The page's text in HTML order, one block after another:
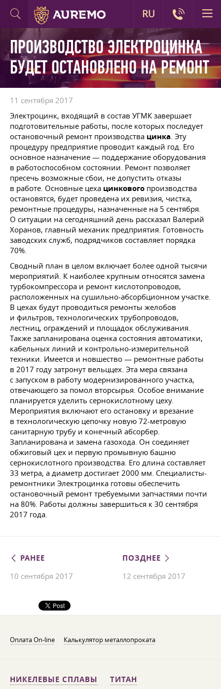
ПРОИЗВОДСТВО ЭЛЕКТРОЦИНКА
БУДЕТ ОСТАНОВЛЕНО НА РЕМОНТ
11 сентября 2017
Электроцинк, входящий в состав УГМК завершает
подготовительные работы, после которых последует
остановочный ремонт производства цинка. Эту
процедуру предприятие проводит каждый год. Его
основное назначение — поддержание оборудования
в работоспособном состоянии. Ремонт позволяет
пресечь возможные сбои, не допустить отказы
в работе. Основные цеха цинкового производства
остановятся, будет проведена их ревизия, чистка,
ремонтные процедуры, назначенные на 5 сентября.
О ситуации на сегодняшний день рассказал Валерий
Хоранов, главный механик предприятия. Готовность
заводских служб, подрядчиков составляет порядка
70%.
Сводный план в целом включает более одной тысячи
мероприятий. К наиболее крупным относятся замена
турбокомпрессора и ремонт кислотопроводов,
расположенных на сушильно-абсорбционном участке.
В цехах будут проводиться ремонты желобов
и фильтров, технологических трубопроводов,
лестниц, ограждений и площадок обслуживания.
Также запланирована оценка состояния автоматики,
кабельных линий и контрольно-измерительной
техники. Имеется и новшество — ремонтные работы
в 2017 году затронут вельццех. Эта мера связана
с запуском в работу модернизированного участка,
отвечающего за помол вторсырья. Особое внимание
планируется уделить сернокислотному цеху.
Мероприятия включают его остановку и врезание
в технологическую цепочку новую 72-метровую
санитарную трубу и конечный абсорбер.
Запланирована и замена газохода. Он соединяет
обжиговый цех и первую промывную башню
сернокислотного производства. Его длина составляет
33 метра, а диаметр достигает 2000 мм. Специалисты-
ремонтники Электроцинка готовы обеспечить
остановочный ремонт требуемыми запчастями почти
на 80%. Работы должны завершиться к 30 сентября
2017 года.
РАНЕЕ
10 сентября 2017
ПОЗДНЕЕ
12 сентября 2017
Оплата On-line Калькулятор металлопроката
НИКЕЛЕВЫЕ СПЛАВЫ ТИТАН
RU